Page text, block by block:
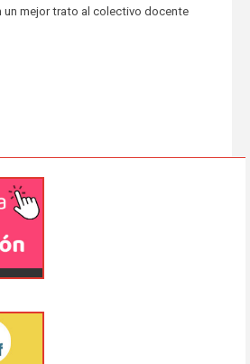
un mejor trato al colectivo docente